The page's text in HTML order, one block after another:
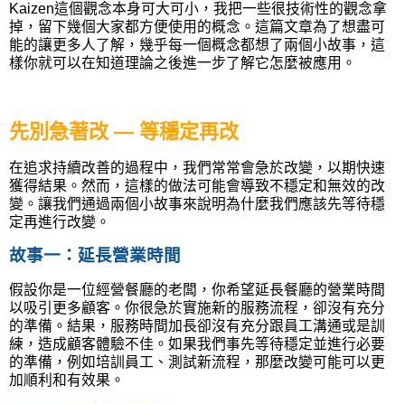
Kaizen這個觀念本身可大可小，我把一些很技術性的觀念拿
掉，留下幾個大家都方便使用的概念。這篇文章為了想盡可
能的讓更多人了解，幾乎每一個概念都想了兩個小故事，這
樣你就可以在知道理論之後進一步了解它怎麼被應用。
先別急著改 — 等穩定再改
在追求持續改善的過程中，我們常常會急於改變，以期快速
獲得結果。然而，這樣的做法可能會導致不穩定和無效的改
變。讓我們通過兩個小故事來說明為什麼我們應該先等待穩
定再進行改變。
故事一：延長營業時間
假設你是一位經營餐廳的老闆，你希望延長餐廳的營業時間
以吸引更多顧客。你很急於實施新的服務流程，卻沒有充分
的準備。結果，服務時間加長卻沒有充分跟員工溝通或是訓
練，造成顧客體驗不佳。如果我們事先等待穩定並進行必要
的準備，例如培訓員工、測試新流程，那麼改變可能可以更
加順利和有效果。